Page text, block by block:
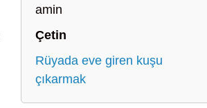
amin
Çetin
Rüyada eve giren kuşu
çıkarmak